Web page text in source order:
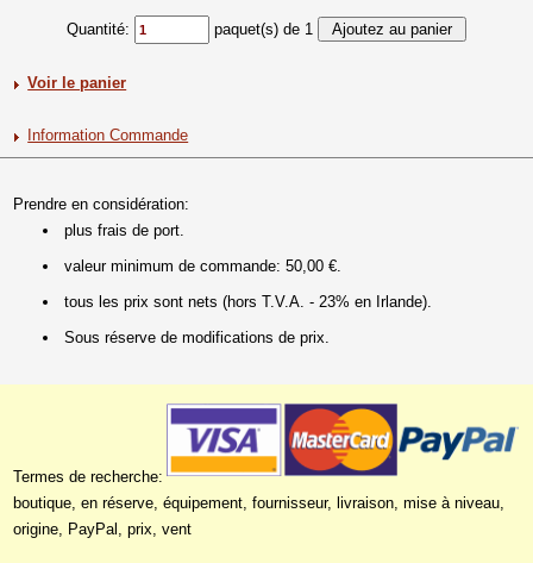
Quantité: paquet(s) de 1
Voir le panier
Information Commande
Prendre en considération:
plus frais de port.
valeur minimum de commande: 50,00 €.
tous les prix sont nets (hors T.V.A. - 23% en Irlande).
Sous réserve de modifications de prix.
Termes de recherche:
boutique, en réserve, équipement, fournisseur, livraison, mise à niveau,
origine, PayPal, prix, vent